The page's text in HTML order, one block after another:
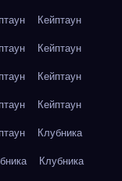
Кейптаун
Кейптаун
Кейптаун
Кейптаун
Клубника
Клубника